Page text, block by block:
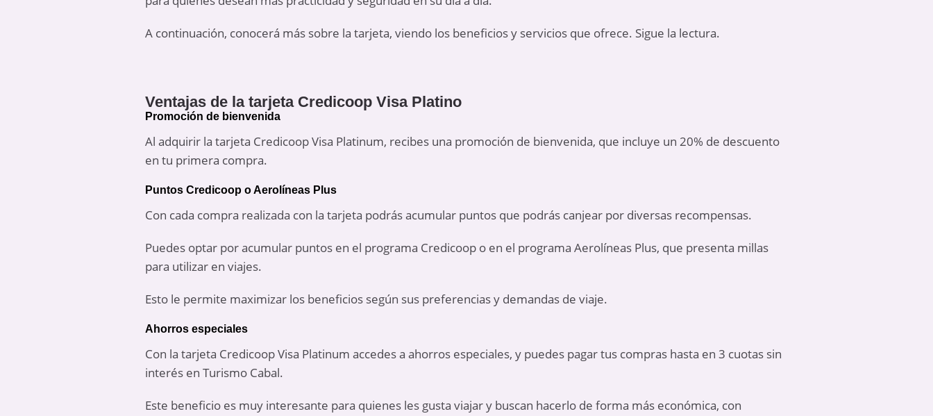
A continuación, conocerá más sobre la tarjeta, viendo los beneficios y servicios que ofrece. Sigue la lectura.
Ventajas de la tarjeta Credicoop Visa Platino
Promoción de bienvenida
Al adquirir la tarjeta Credicoop Visa Platinum, recibes una promoción de bienvenida, que incluye un 20% de descuento
en tu primera compra.
Puntos Credicoop o Aerolíneas Plus
Con cada compra realizada con la tarjeta podrás acumular puntos que podrás canjear por diversas recompensas.
Puedes optar por acumular puntos en el programa Credicoop o en el programa Aerolíneas Plus, que presenta millas
para utilizar en viajes.
Esto le permite maximizar los beneficios según sus preferencias y demandas de viaje.
Ahorros especiales
Con la tarjeta Credicoop Visa Platinum accedes a ahorros especiales, y puedes pagar tus compras hasta en 3 cuotas sin
interés en Turismo Cabal.
Este beneficio es muy interesante para quienes les gusta viajar y buscan hacerlo de forma más económica, con